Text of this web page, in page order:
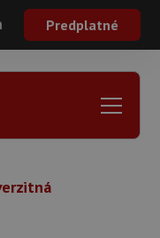
Predplatné